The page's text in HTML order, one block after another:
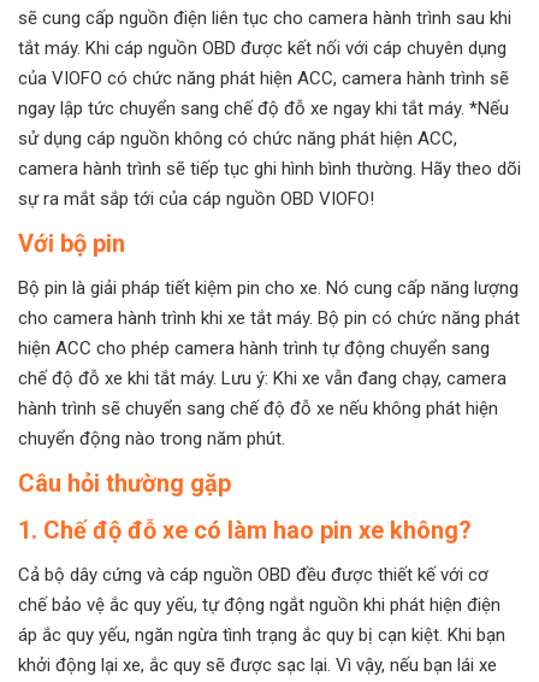
sẽ cung cấp nguồn điện liên tục cho camera hành trình sau khi
tắt máy. Khi cáp nguồn OBD được kết nối với cáp chuyên dụng
của VIOFO có chức năng phát hiện ACC, camera hành trình sẽ
ngay lập tức chuyển sang chế độ đỗ xe ngay khi tắt máy. *Nếu
sử dụng cáp nguồn không có chức năng phát hiện ACC,
camera hành trình sẽ tiếp tục ghi hình bình thường. Hãy theo dõi
sự ra mắt sắp tới của cáp nguồn OBD VIOFO!
Với bộ pin
Bộ pin là giải pháp tiết kiệm pin cho xe. Nó cung cấp năng lượng
cho camera hành trình khi xe tắt máy. Bộ pin có chức năng phát
hiện ACC cho phép camera hành trình tự động chuyển sang
chế độ đỗ xe khi tắt máy. Lưu ý: Khi xe vẫn đang chạy, camera
hành trình sẽ chuyển sang chế độ đỗ xe nếu không phát hiện
chuyển động nào trong năm phút.
Câu hỏi thường gặp
1. Chế độ đỗ xe có làm hao pin xe không?
Cả bộ dây cứng và cáp nguồn OBD đều được thiết kế với cơ
chế bảo vệ ắc quy yếu, tự động ngắt nguồn khi phát hiện điện
áp ắc quy yếu, ngăn ngừa tình trạng ắc quy bị cạn kiệt. Khi bạn
khởi động lại xe, ắc quy sẽ được sạc lại. Vì vậy, nếu bạn lái xe